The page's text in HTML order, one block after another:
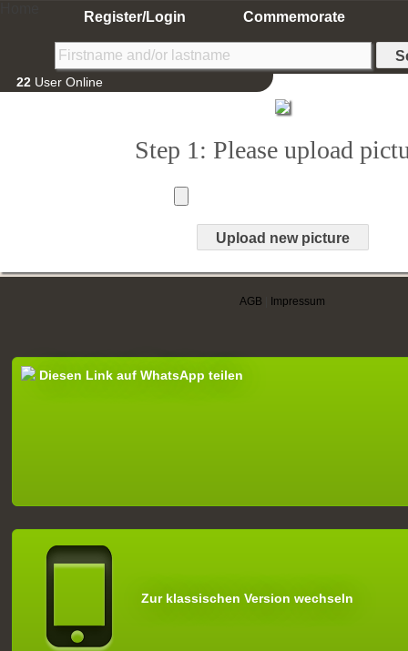
Register/Login Commemorate
22 User Online
Step 1: Please upload
AGB Impressum
Diesen Link auf WhatsApp teilen
Zur klassischen Version wechseln